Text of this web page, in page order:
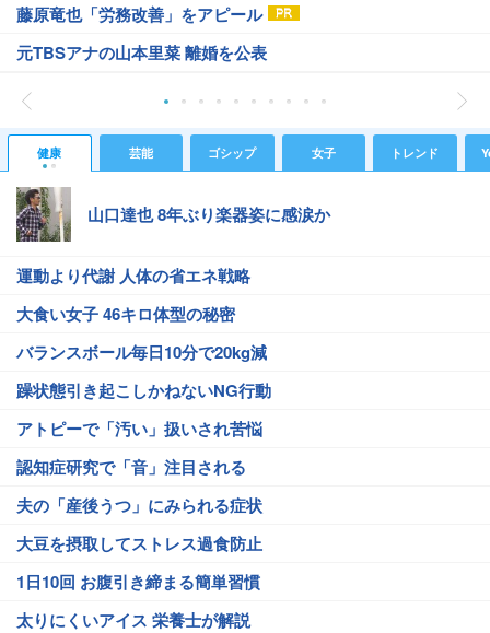
藤原竜也「労務改善」をアピール
元TBSアナの山本里菜 離婚を公表
健康 芸能 ゴシップ 女子 トレンド
山口達也 8年ぶり楽器姿に感涙か
運動より代謝 人体の省エネ戦略
大食い女子 46キロ体型の秘密
バランスボール毎日10分で20kg減
躁状態引き起こしかねないNG行動
アトピーで「汚い」扱いされ苦悩
認知症研究で「音」注目される
夫の「産後うつ」にみられる症状
大豆を摂取してストレス過食防止
1日10回 お腹引き締まる簡単習慣
太りにくいアイス 栄養士が解説